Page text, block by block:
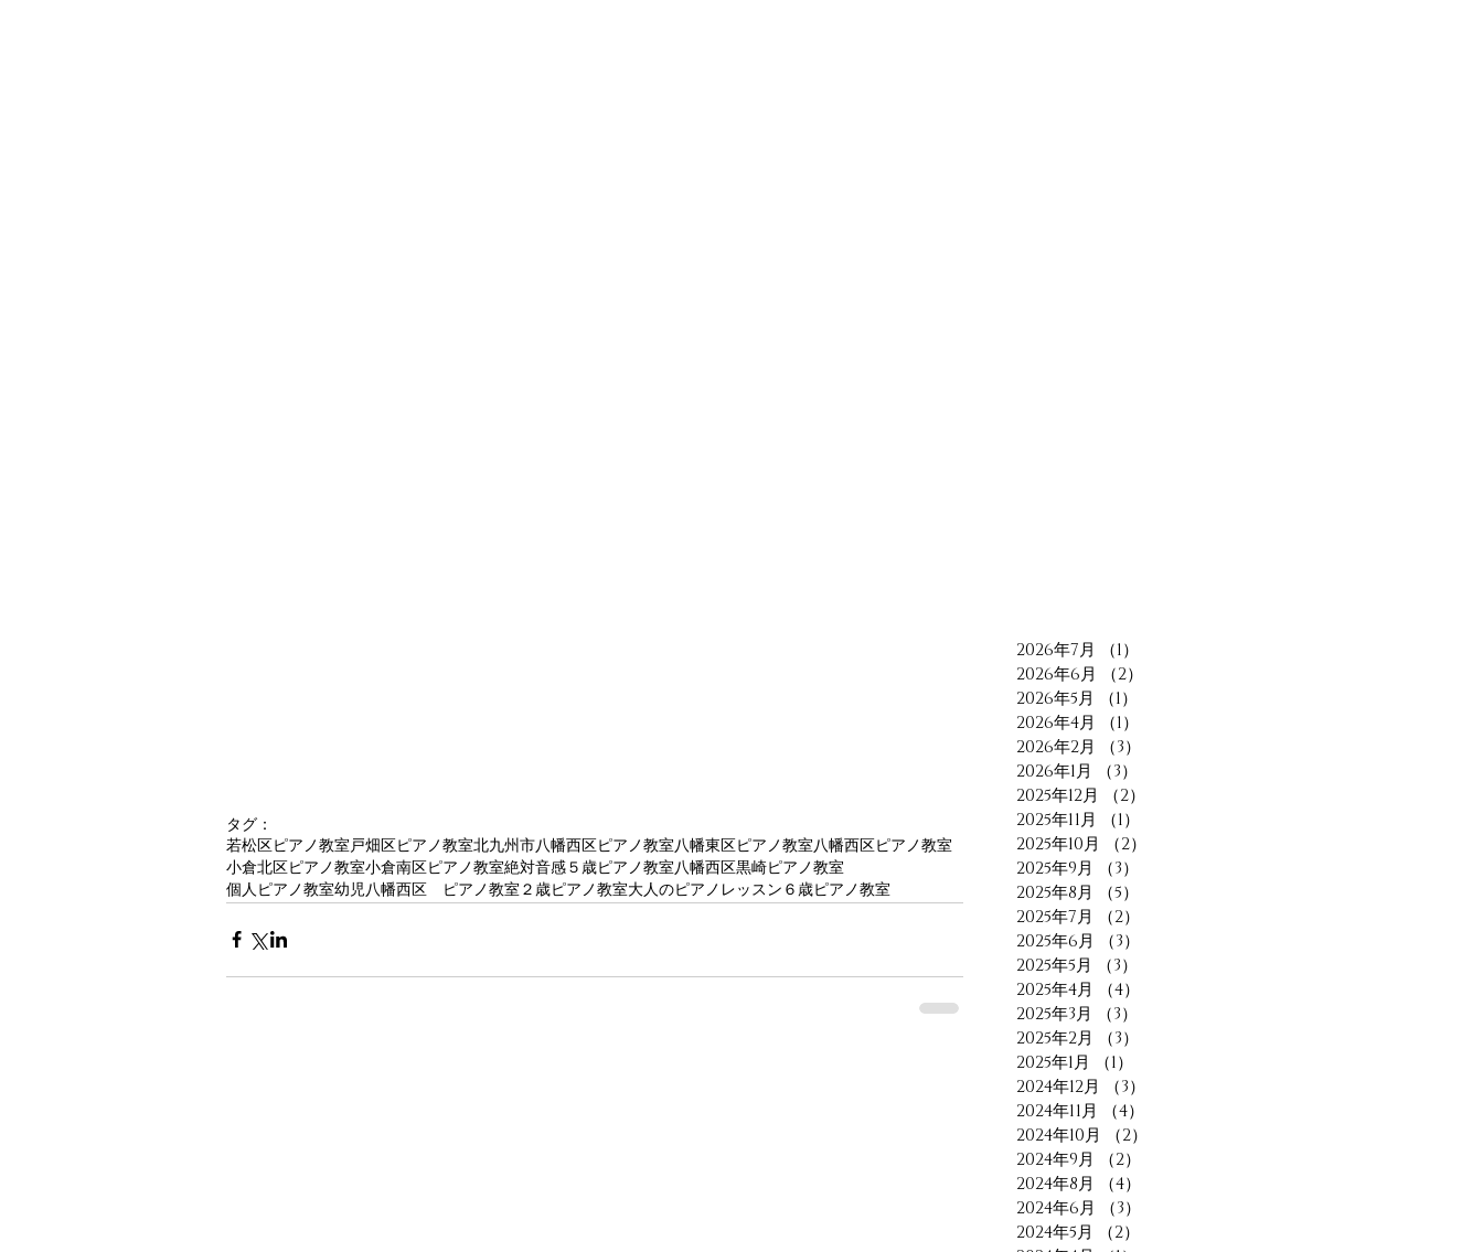
タグ：
若松区ピアノ教室 戸畑区ピアノ教室北九州市八幡西区ピアノ教室八幡東区ピアノ教室八幡西区ピアノ教室
小倉北区ピアノ教室小倉南区ピアノ教室絶対音感５歳ピアノ教室八幡西区黒崎ピアノ教室
個人ピアノ教室幼児 八幡西区 ピアノ教室 ２歳ピアノ教室大人のピアノレッスン ６歳ピアノ教室
2026年7月 （1）
2026年6月
（2）
2026年5月
（1）
2026年4月
（1）
2026年2月
（3）
2026年1月
（3）
2025年12月
（2）
2025年11月
（1）
2025年10月
（2）
2025年9月
（3）
2025年8月
（5）
2025年7月
（2）
2025年6月
（3）
2025年5月
（3）
2025年4月
（4）
2025年3月
（3）
2025年2月
（3）
2025年1月
（1）
2024年12月
（3）
2024年11月
（4）
2024年10月
（2）
2024年9月
（2）
2024年8月
（4）
2024年6月
（3）
2024年5月
（2）